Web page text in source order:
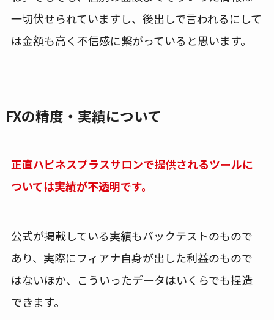
一切伏せられていますし、後出しで言われるにして
は金額も高く不信感に繋がっていると思います。
FXの精度・実績について
正直ハピネスプラスサロンで提供されるツールに
ついては実績が不透明です。
公式が掲載している実績もバックテストのもので
あり、実際にフィアナ自身が出した利益のもので
はないほか、こういったデータはいくらでも捏造
できます。